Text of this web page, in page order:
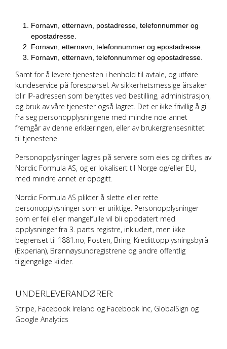
Fornavn, etternavn, postadresse, telefonnummer og
epostadresse.
Fornavn, etternavn, telefonnummer og epostadresse.
Fornavn, etternavn, telefonnummer og epostadresse.
Samt for å levere tjenesten i henhold til avtale, og utføre
kundeservice på forespørsel. Av sikkerhetsmessige årsaker
blir IP-adressen som benyttes ved bestilling, administrasjon,
og bruk av våre tjenester også lagret. Det er ikke frivillig å gi
fra seg personopplysningene med mindre noe annet
fremgår av denne erklæringen, eller av brukergrensesnittet
til tjenestene.
Personopplysninger lagres på servere som eies og driftes av
Nordic Formula AS, og er lokalisert til Norge og/eller EU,
med mindre annet er oppgitt.
Nordic Formula AS plikter å slette eller rette
personopplysninger som er uriktige. Personopplysninger
som er feil eller mangelfulle vil bli oppdatert med
opplysninger fra 3. parts registre, inkludert, men ikke
begrenset til 1881.no, Posten, Bring, Kredittopplysningsbyrå
(Experian), Brønnøysundregistrene og andre offentlig
tilgjengelige kilder.
UNDERLEVERANDØRER:
Stripe, Facebook Ireland og Facebook Inc, GlobalSign og
Google Analytics